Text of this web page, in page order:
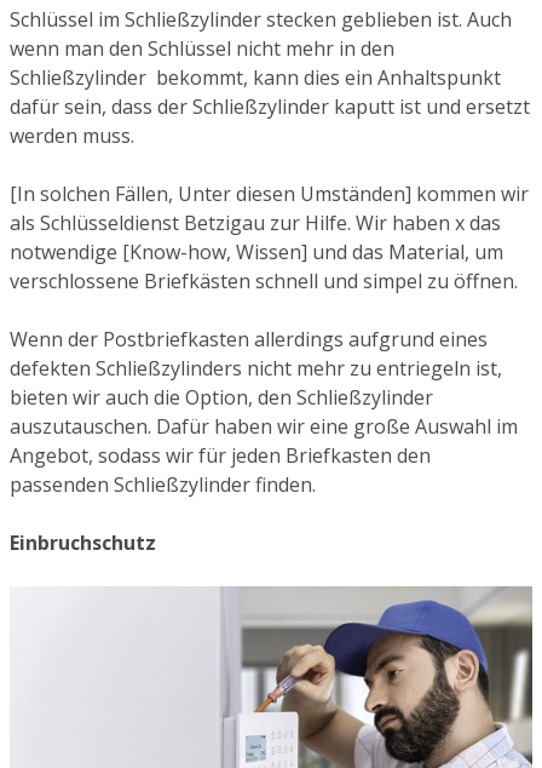
Schlüssel im Schließzylinder stecken geblieben ist. Auch
wenn man den Schlüssel nicht mehr in den
Schließzylinder bekommt, kann dies ein Anhaltspunkt
dafür sein, dass der Schließzylinder kaputt ist und ersetzt
werden muss.
[In solchen Fällen, Unter diesen Umständen] kommen wir
als Schlüsseldienst Betzigau zur Hilfe. Wir haben x das
notwendige [Know-how, Wissen] und das Material, um
verschlossene Briefkästen schnell und simpel zu öffnen.
Wenn der Postbriefkasten allerdings aufgrund eines
defekten Schließzylinders nicht mehr zu entriegeln ist,
bieten wir auch die Option, den Schließzylinder
auszutauschen. Dafür haben wir eine große Auswahl im
Angebot, sodass wir für jeden Briefkasten den
passenden Schließzylinder finden.
Einbruchschutz